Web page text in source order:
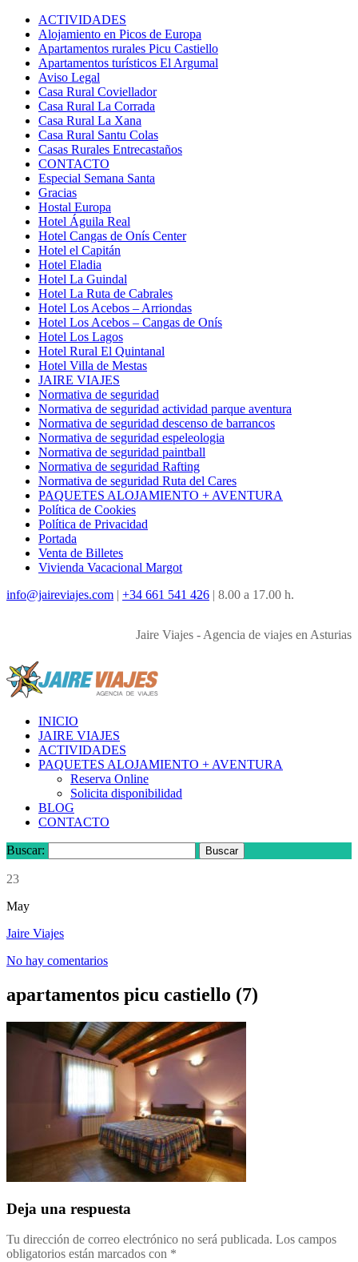
ACTIVIDADES
Alojamiento en Picos de Europa
Apartamentos rurales Picu Castiello
Apartamentos turísticos El Argumal
Aviso Legal
Casa Rural Coviellador
Casa Rural La Corrada
Casa Rural La Xana
Casa Rural Santu Colas
Casas Rurales Entrecastaños
CONTACTO
Especial Semana Santa
Gracias
Hostal Europa
Hotel Águila Real
Hotel Cangas de Onís Center
Hotel el Capitán
Hotel Eladia
Hotel La Guindal
Hotel La Ruta de Cabrales
Hotel Los Acebos – Arriondas
Hotel Los Acebos – Cangas de Onís
Hotel Los Lagos
Hotel Rural El Quintanal
Hotel Villa de Mestas
JAIRE VIAJES
Normativa de seguridad
Normativa de seguridad actividad parque aventura
Normativa de seguridad descenso de barrancos
Normativa de seguridad espeleologia
Normativa de seguridad paintball
Normativa de seguridad Rafting
Normativa de seguridad Ruta del Cares
PAQUETES ALOJAMIENTO + AVENTURA
Política de Cookies
Política de Privacidad
Portada
Venta de Billetes
Vivienda Vacacional Margot
info@jaireviajes.com | +34 661 541 426 | 8.00 a 17.00 h.
Jaire Viajes - Agencia de viajes en Asturias
INICIO
JAIRE VIAJES
ACTIVIDADES
PAQUETES ALOJAMIENTO + AVENTURA
Reserva Online
Solicita disponibilidad
BLOG
CONTACTO
Buscar:
23
May
Jaire Viajes
No hay comentarios
apartamentos picu castiello (7)
Deja una respuesta
Tu dirección de correo electrónico no será publicada. Los campos
obligatorios están marcados con *